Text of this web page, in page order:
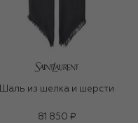
Шаль из шелка и шерсти
81 850 ₽